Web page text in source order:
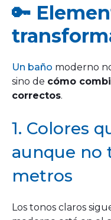
🔑
Un baño moderno
sino de cómo
correctos.
1. Colores
aunque no
metros
Los tonos claros